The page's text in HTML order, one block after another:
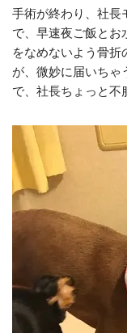
手術が終わり、社長
で、早速夜ご飯とお
をなめないよう骨折
が、微妙に届いちゃ
で、社長ちょっと不